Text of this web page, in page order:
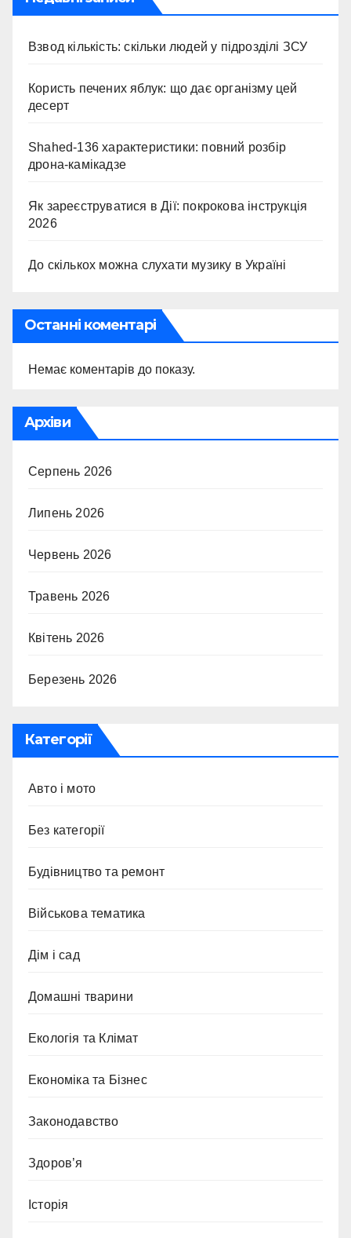
Взвод кількість: скільки людей у підрозділі ЗСУ
Користь печених яблук: що дає організму цей
десерт
Shahed-136 характеристики: повний розбір
дрона-камікадзе
Як зареєструватися в Дії: покрокова інструкція
2026
До скількох можна слухати музику в Україні
Останні коментарі
Немає коментарів до показу.
Архіви
Серпень 2026
Липень 2026
Червень 2026
Травень 2026
Квітень 2026
Березень 2026
Категорії
Авто і мото
Без категорії
Будівництво та ремонт
Військова тематика
Дім і сад
Домашні тварини
Екологія та Клімат
Економіка та Бізнес
Законодавство
Здоров’я
Історія